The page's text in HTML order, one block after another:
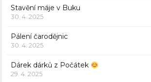
Stavění máje v Buku
30. 4. 2025
Pálení čarodějnic
30. 4. 2025
Dárek dárků z Počátek
29. 4. 2025